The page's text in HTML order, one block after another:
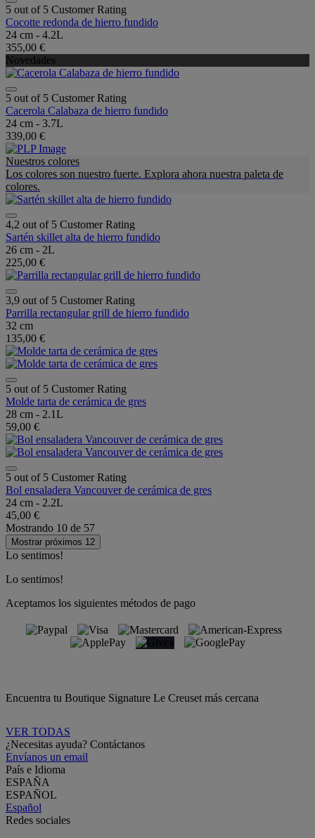
5 out of 5 Customer Rating
Cocotte redonda de hierro fundido
24 cm - 4.2L
355,00 €
Novedades
5 out of 5 Customer Rating
Cacerola Calabaza de hierro fundido
24 cm - 3.7L
339,00 €
Nuestros colores
Los colores son nuestro fuerte. Explora ahora nuestra paleta de
colores.
4,2 out of 5 Customer Rating
Sartén skillet alta de hierro fundido
26 cm - 2L
225,00 €
3,9 out of 5 Customer Rating
Parrilla rectangular grill de hierro fundido
32 cm
135,00 €
5 out of 5 Customer Rating
Molde tarta de cerámica de gres
28 cm - 2.1L
59,00 €
5 out of 5 Customer Rating
Bol ensaladera Vancouver de cerámica de gres
24 cm - 2.2L
45,00 €
Mostrando 10 de 57
Mostrar próximos 12
Lo sentimos!
Lo sentimos!
Aceptamos los siguientes métodos de pago
Encuentra tu Boutique Signature Le Creuset más cercana
VER TODAS
¿Necesitas ayuda? Contáctanos
Envíanos un email
País e Idioma
ESPAÑA
ESPAÑOL
Español
Redes sociales